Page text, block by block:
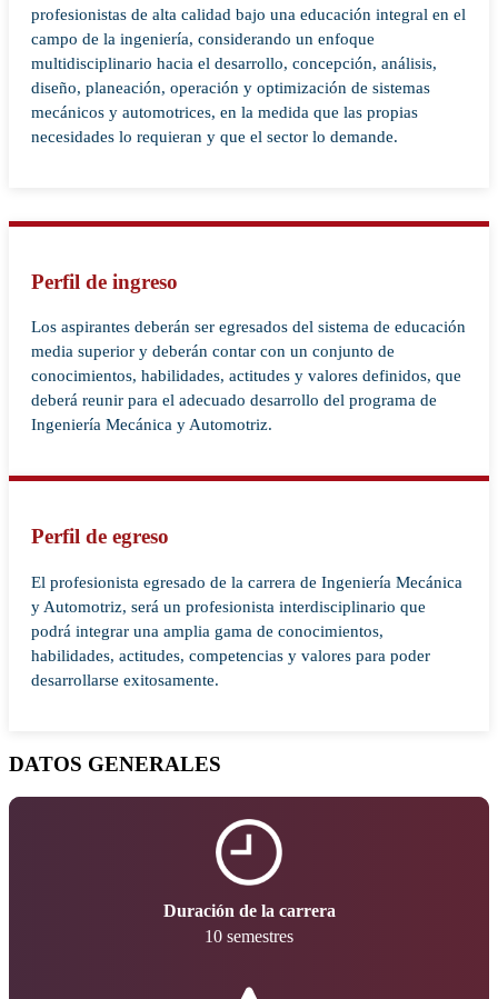
profesionistas de alta calidad bajo una educación integral en el
campo de la ingeniería, considerando un enfoque
multidisciplinario hacia el desarrollo, concepción, análisis,
diseño, planeación, operación y optimización de sistemas
mecánicos y automotrices, en la medida que las propias
necesidades lo requieran y que el sector lo demande.
Perfil de ingreso
Los aspirantes deberán ser egresados del sistema de educación
media superior y deberán contar con un conjunto de
conocimientos, habilidades, actitudes y valores definidos, que
deberá reunir para el adecuado desarrollo del programa de
Ingeniería Mecánica y Automotriz.
Perfil de egreso
El profesionista egresado de la carrera de Ingeniería Mecánica
y Automotriz, será un profesionista interdisciplinario que
podrá integrar una amplia gama de conocimientos,
habilidades, actitudes, competencias y valores para poder
desarrollarse exitosamente.
DATOS GENERALES
Duración de la carrera
10 semestres